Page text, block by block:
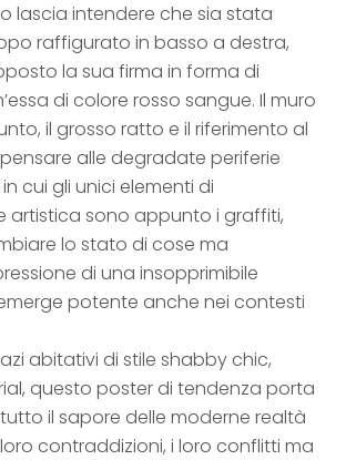
lascia intendere che sia stata
raffigurato in basso a destra,
la sua firma in forma di
di colore rosso sangue. Il muro
il grosso ratto e il riferimento al
alle degradate periferie
cui gli unici elementi di
artistica sono appunto i graffiti,
lo stato di cose ma
di una insopprimibile
potente anche nei contesti
abitativi di stile shabby chic,
questo poster di tendenza porta
il sapore delle moderne realtà
contraddizioni, i loro conflitti ma